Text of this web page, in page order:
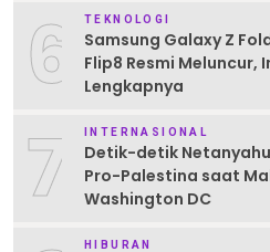
6 TEKNOLOGI
Samsung Galaxy Z
Flip8 Resmi Meluncur,
Lengkapnya
7 INTERNASIONAL
Detik-detik
Pro-Palestina saat
Washington DC
HIBURAN